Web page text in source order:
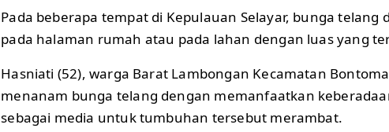
Pada beberapa tempat di Kepulauan Selayar, bunga telang
pada halaman rumah atau pada lahan dengan luas yang
Hasniati (52), warga Barat Lambongan Kecamatan
menanam bunga telang dengan memanfaatkan
sebagai media untuk tumbuhan tersebut merambat.